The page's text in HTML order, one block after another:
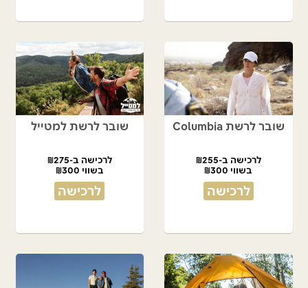
שובר לרשת Columbia
לרכישה ב-₪255
בשווי ₪300
לרכישה
שובר לרשת למטייל
לרכישה ב-₪275
בשווי ₪300
לרכישה